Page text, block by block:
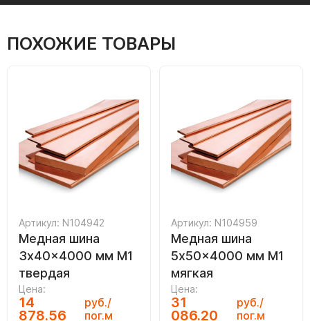
ПОХОЖИЕ ТОВАРЫ
Артикул: N104942
Медная шина
3x40x4000 мм М1
твердая
Цена:
14
878.56
руб./
пог.м
Артикул: N104959
Медная шина
5x50x4000 мм М1
мягкая
Цена:
31
086.20
руб./
пог.м